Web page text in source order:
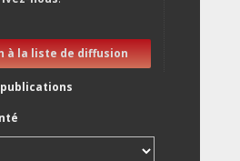
à la liste de diffusion